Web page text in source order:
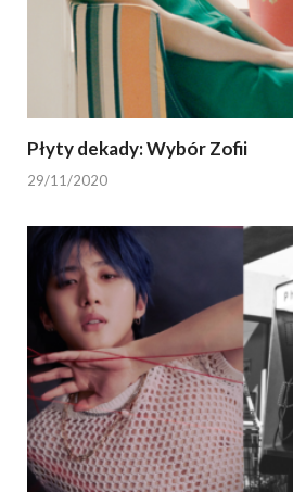
Płyty dekady: Wybór Zofii
29/11/2020